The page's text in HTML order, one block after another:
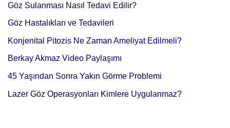
Göz Sulanması Nasıl Tedavi Edilir?
Göz Hastalıkları ve Tedavileri
Konjenital Pitozis Ne Zaman Ameliyat Edilmeli?
Berkay Akmaz Video Paylaşımı
45 Yaşından Sonra Yakın Görme Problemi
Lazer Göz Operasyonları Kimlere Uygulanmaz?